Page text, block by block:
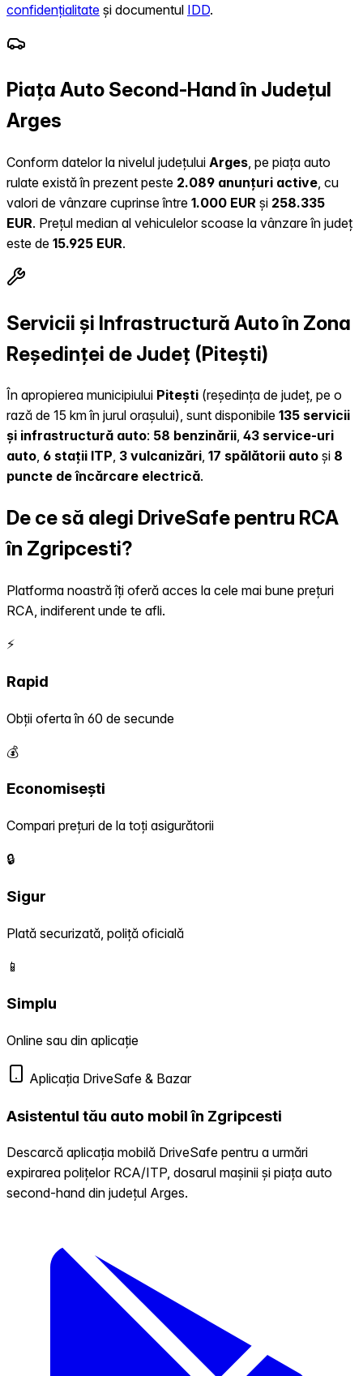
confidențialitate și documentul IDD.
Piața Auto Second-Hand în Județul
Arges
Conform datelor la nivelul județului Arges , pe piața auto
rulate există în prezent peste 2.089 anunțuri active , cu
valori de vânzare cuprinse între 1.000 EUR și 258.335
EUR. Prețul median al vehiculelor scoase la vânzare în județ
este de 15.925 EUR.
Servicii și Infrastructură Auto în Zona
Reședinței de Județ (Pitești)
În apropierea municipiului Pitești (reședința de județ, pe o
rază de 15 km în jurul orașului), sunt disponibile 135 servicii
și infrastructură auto: 58 benzinării, 43 service-uri
auto, 6 stații ITP, 3 vulcanizări, 17 spălătorii auto și 8
puncte de încărcare electrică.
De ce să alegi DriveSafe pentru RCA
în Zgripcesti?
Platforma noastră îți oferă acces la cele mai bune prețuri
RCA, indiferent unde te afli.
⚡
Rapid
Obții oferta în 60 de secunde
💰
Economisești
Compari prețuri de la toți asigurătorii
🔒
Sigur
Plată securizată, poliță oficială
📱
Simplu
Online sau din aplicație
Aplicația DriveSafe & Bazar
Asistentul tău auto mobil în Zgripcesti
Descarcă aplicația mobilă DriveSafe pentru a urmări
expirarea polițelor RCA/ITP, dosarul mașinii și piața auto
second-hand din județul Arges.